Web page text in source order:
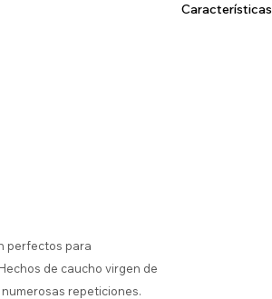
Características
perfectos para
de caucho virgen de
repeticiones.